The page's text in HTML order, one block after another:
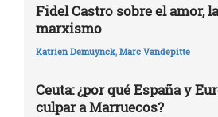
Fidel Castro sobre el amor,
marxismo
Katrien Demuynck, Marc Vandepitte
Ceuta: ¿por qué España y
culpar a Marruecos?